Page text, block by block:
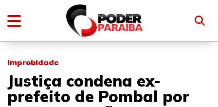
Improbidade
Justiça condena ex-
prefeito de Pombal por